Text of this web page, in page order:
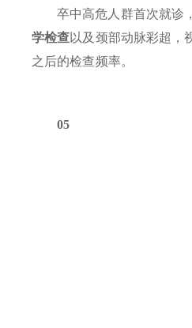
卒中高危人群首次就诊
学检查以及颈部动脉彩超，
之后的检查频率。
05